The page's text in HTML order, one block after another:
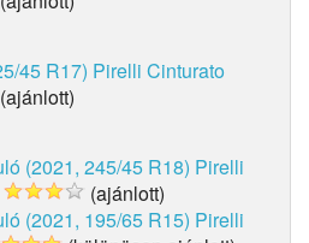
45 R17) Pirelli Cinturato
(ajánlott)
(2021, 245/45 R18) Pirelli
(ajánlott)
(2021, 195/65 R15) Pirelli